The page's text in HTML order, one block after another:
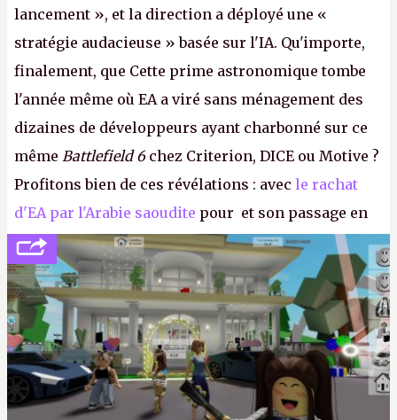
lancement », et la direction a déployé une «
stratégie audacieuse » basée sur l'IA. Qu'importe,
finalement, que Cette prime astronomique tombe
l'année même où EA a viré sans ménagement des
dizaines de développeurs ayant charbonné sur ce
même Battlefield 6chez Criterion, DICE ou Motive ?
Profitons bien de ces révélations : avec le rachat
d'EA par l'Arabie saoudite pour et son passage en
société privée, l'éditeur n'aura bientôt plus
l'obligation de publier ses bilans. Encore une
victoire pour la transparence.P.